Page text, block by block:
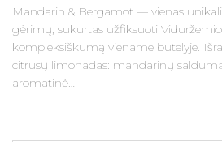
Mandarin & Bergamot — vienas
gėrimų, sukurtas užfiksuoti
kompleksiškumą viename butelyje.
citrusų limonadas: mandarinų
aromatinė…